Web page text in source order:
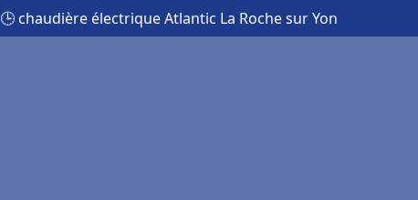
🕒 chaudière électrique Atlantic La Roche sur Yon